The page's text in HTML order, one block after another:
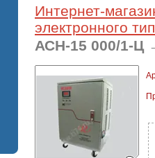
Интернет-
электронного
АСН-15 000/1-Ц